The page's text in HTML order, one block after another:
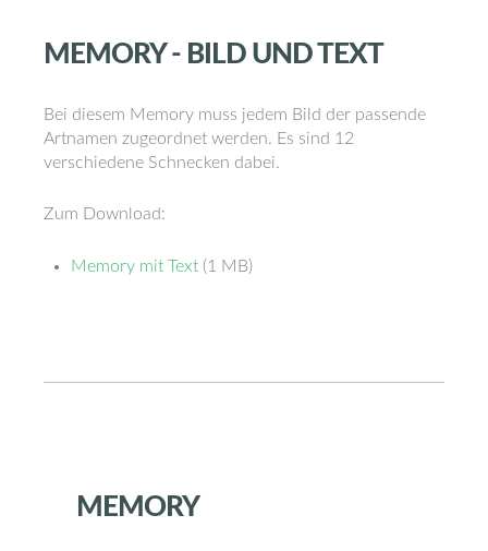
MEMORY - BILD UNDTEXT
Bei diesem Memory muss jedem Bild der passende
Artnamen zugeordnet werden. Es sind 12
verschiedene Schnecken dabei.
Zum Download:
Memory mit Text (1 MB)
MEMORY